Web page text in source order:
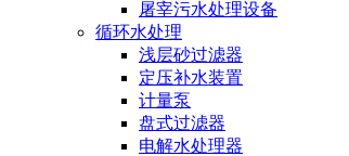
屠宰污水处理设备
循环水处理
浅层砂过滤器
定压补水装置
计量泵
盘式过滤器
电解水处理器